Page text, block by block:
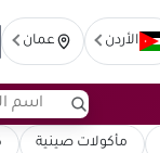
الأردن عمان
مأكولات صينية